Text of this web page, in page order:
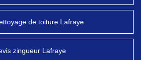
de toiture Lafraye
zingueur Lafraye